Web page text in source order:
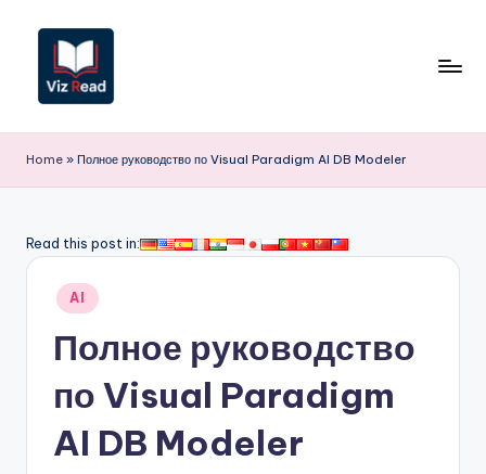
Перейти
содержимому
iz
R
a
R
si
Home » Полное руководство по Visual Paradigm AI DB Modeler
Read this post in:
Опубликовано
AI
Полное руководство
по Visual Paradigm
AI DB Modeler